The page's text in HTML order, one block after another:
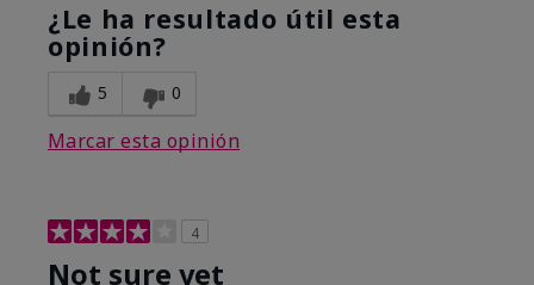
¿Le ha resultado útil esta
opinión?
5 0
Marcar esta opinión
4
Not sure yet